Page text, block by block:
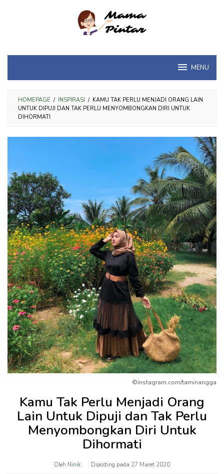
MENU
HOMEPAGE / INSPIRASI / KAMU TAK PERLU MENJADI ORANG LAIN
UNTUK DIPUJI DAN TAK PERLU MENYOMBONGKAN DIRI UNTUK
DIHORMATI
©instagram.com/taminangga
Kamu Tak Perlu Menjadi Orang
Lain Untuk Dipuji dan Tak Perlu
Menyombongkan Diri Untuk
Dihormati
Oleh Ninik Diposting pada 27 Maret 2020